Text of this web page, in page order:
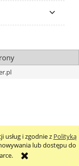
usług i zgodnie z Polityką
lub dostępu do